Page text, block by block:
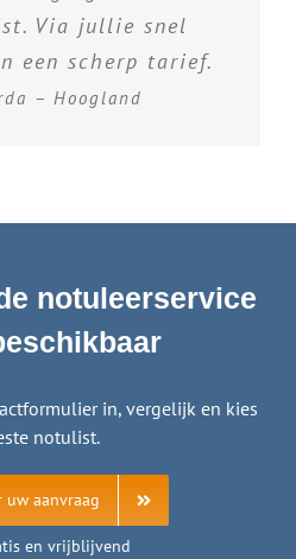
Via jullie snel
een scherp tarief.
– Hoogland
notuleerservice
in, vergelijk en kies
notulist.
uw aanvraag
en vrijblijvend